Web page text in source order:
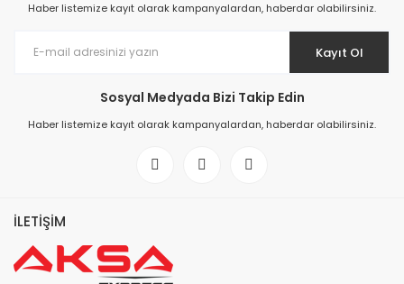
Haber listemize kayıt olarak kampanyalardan, haberdar olabilirsiniz.
Kayıt Ol
Sosyal Medyada Bizi Takip Edin
Haber listemize kayıt olarak kampanyalardan, haberdar olabilirsiniz.
İLETİŞİM